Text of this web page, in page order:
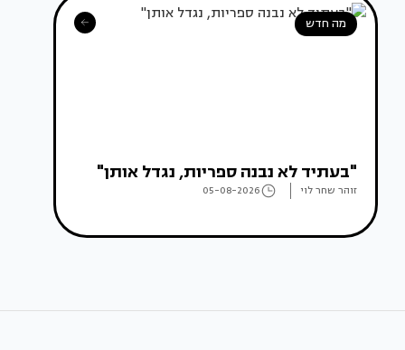
מה חדש
"בעתיד לא נבנה ספריות, נגדל אותן"
זוהר שחר לוי 05-08-2026